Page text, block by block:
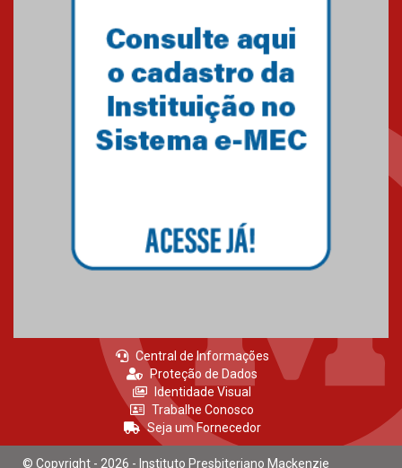
Como os pais podem investir
na educação dos filhos além da
escola
docentes para debater
inovação e desafios da
educação superior
04.08.2026
Central de Informações
Proteção de Dados
Identidade Visual
Trabalhe Conosco
Seja um Fornecedor
© Copyright - 2026 - Instituto Presbiteriano Mackenzie